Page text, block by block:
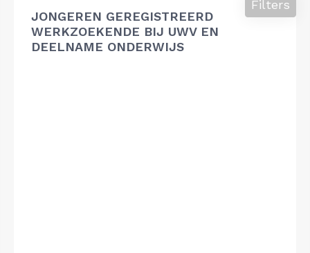
JONGEREN GEREGISTREERD
WERKZOEKENDE BIJ UWV EN
DEELNAME ONDERWIJS
Filters